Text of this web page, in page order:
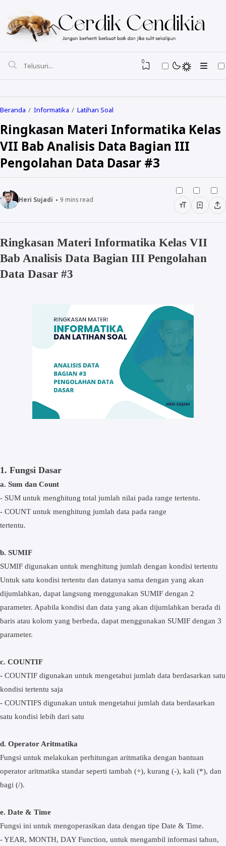
0
Beranda Informatika Latihan Soal
Ringkasan Materi Informatika Kelas
VII Bab Analisis Data Bagian III
Pengolahan Data Dasar #3
Heri Sujadi 9 mins read
Ringkasan Materi Informatika Kelas VII
Bab Analisis Data Bagian III Pengolahan
Data Dasar #3
1. Fungsi Dasar
a. Sum dan Count
- SUM untuk menghitung total jumlah nilai pada range tertentu.
- COUNT untuk menghitung jumlah data pada range
tertentu.
b. SUMIF
SUMIF digunakan untuk menghitung jumlah dengan kondisi tertentu
Untuk satu kondisi tertentu dan datanya sama dengan yang akan
dijumlahkan, dapat langsung menggunakan SUMIF dengan 2
parameter. Apabila kondisi dan data yang akan dijumlahkan berada di
baris atau kolom yang berbeda, dapat menggunakan SUMIF dengan 3
parameter.
c. COUNTIF
- COUNTIF digunakan untuk mengetahui jumlah data berdasarkan satu
kondisi tertentu saja
- COUNTIFS digunakan untuk mengetahui jumlah data berdasarkan
satu kondisi lebih dari satu
d. Operator Aritmatika
Fungsi untuk melakukan perhitungan aritmatika dengan bantuan
operator aritmatika standar seperti tambah (+), kurang (-), kali (*), dan
bagi (/).
e. Date & Time
Fungsi ini untuk mengoperasikan data dengan tipe Date & Time.
- YEAR, MONTH, DAY Function, untuk mengambil informasi tahun,